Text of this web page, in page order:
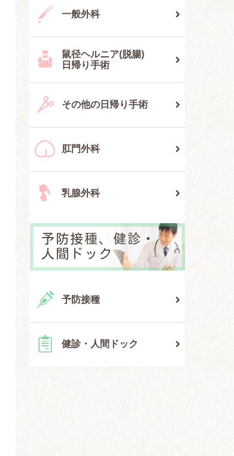
一般外科
鼠径ヘルニア(脱腸)
日帰り手術
その他の日帰り手術
肛門外科
乳腺外科
予防接種、健診・
人間ドック
予防接種
健診・人間ドック